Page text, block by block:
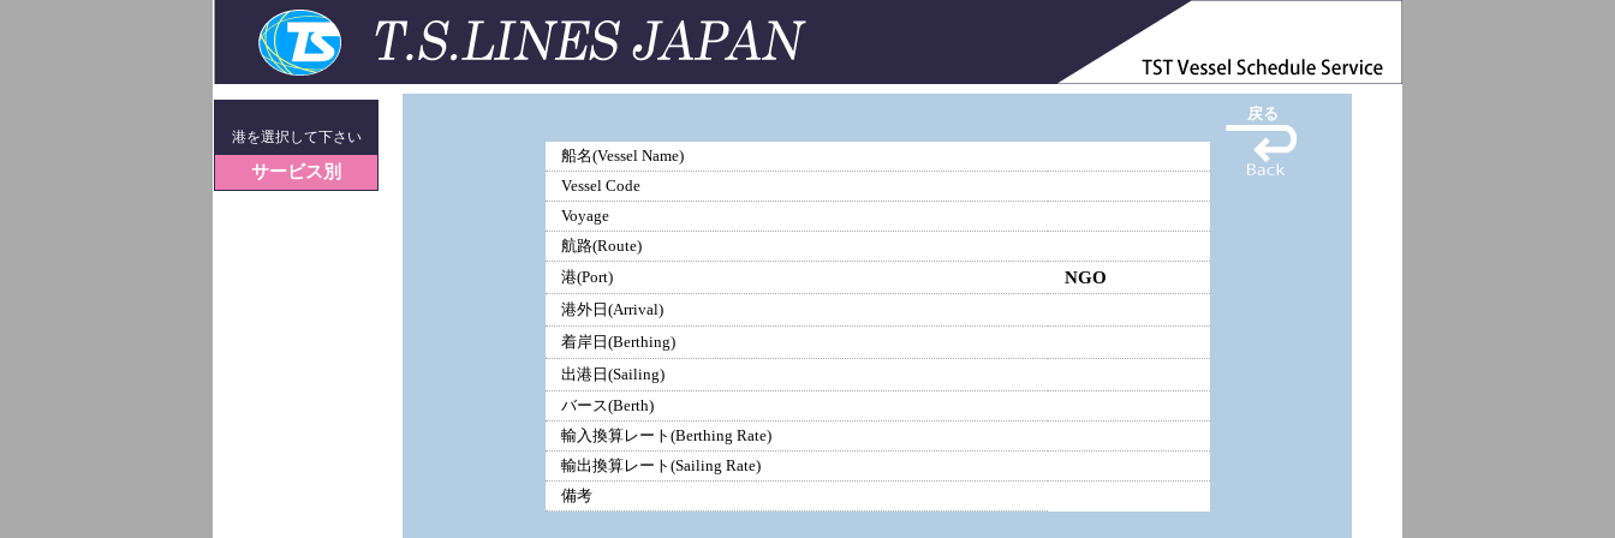
港を選択して下さい
サービス別
戻る
船名(Vessel Name)
Vessel Code
Voyage
航路(Route)
港(Port)
NGO
港外日(Arrival)
着岸日(Berthing)
出港日(Sailing)
バース(Berth)
輸入換算レート(Berthing Rate)
輸出換算レート(Sailing Rate)
備考